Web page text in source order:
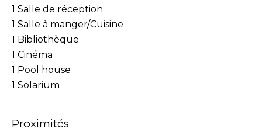
1 Salle de réception
1 Salle à manger/Cuisine
1 Bibliothèque
1 Cinéma
1 Pool house
1 Solarium
Proximités